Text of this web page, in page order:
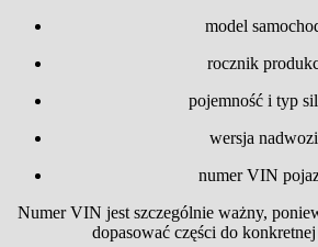
model
rocznik
pojemność i typ
wersja
numer VIN
Numer VIN jest szczególnie ważny,
dopasować części do